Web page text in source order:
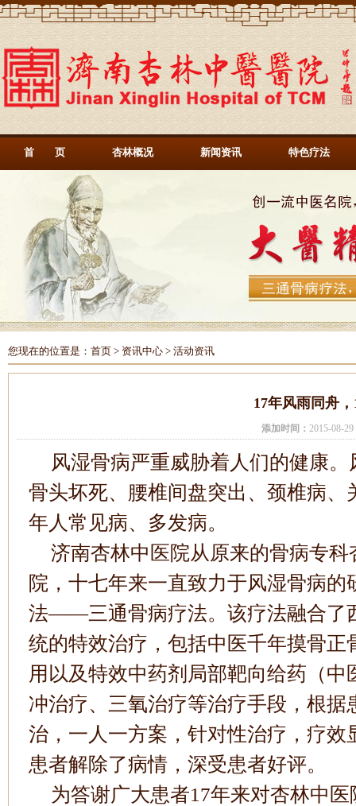
首 页 杏林概况 新闻资讯 特色疗法
您现在的位置是： 首页 > 资讯中心 > 活动资讯
17年风雨同舟
添加时间： 2015-08-
风湿骨病严重威胁着人们的健康
骨头坏死、腰椎间盘突出、颈椎病
年人常见病、多发病。
济南杏林中医院从原来的骨病专
院，十七年来一直致力于风湿骨病
法——三通骨病疗法。该疗法融合了
统的特效治疗，包括中医千年摸骨
用以及特效中药剂局部靶向给药（
冲治疗、三氧治疗等治疗手段，根
治，一人一方案，针对性治疗，疗
患者解除了病情，深受患者好评。
为答谢广大患者17年来对杏林中